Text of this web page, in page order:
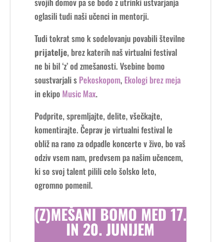
oglasili tudi naši učenci in mentorji.
Tudi tokrat smo k sodelovanju povabili številne
prijatelje, brez katerih naš virtualni festival
ne bi bil ‘z’ od zmešanosti. Vsebine bomo
soustvarjali s Pekoskopom, Ekologi brez meja
in ekipo Music Max.
Podprite, spremljajte, delite, všečkajte,
komentirajte. Čeprav je virtualni festival le
obliž na rano za odpadle koncerte v živo, bo vaš
odziv vsem nam, predvsem pa našim učencem,
ki so svoj talent pilili celo šolsko leto,
ogromno pomenil.
(Z)MEŠANI BOMO MED 17.
IN 20. JUNIJEM